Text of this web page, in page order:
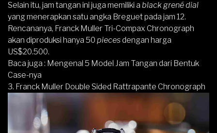
Selain itu, jam tangan ini juga memiliki a black grené dial
yang menerapkan satu angka Breguet pada jam 12.
Rencananya, Franck Muller Tri-Compax Chronograph
akan diproduksi hanya 50 piecesdengan harga
US$20.500.
Baca juga : Mengenal 5 Model Jam Tangan dari Bentuk
Case-nya
3. Franck Muller Double Sided Rattrapante Chronograph